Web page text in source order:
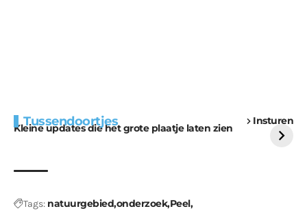
Tussendoortjes Insturen
Kleine updates die het grote plaatje laten zien
voor kabouters
uitdaging
Tags: natuurgebiedonderzoekPeel